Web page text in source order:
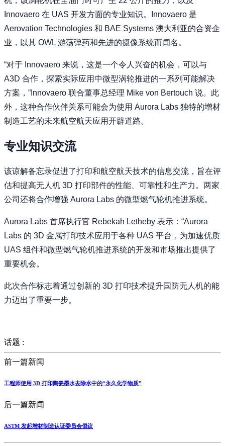
Innovaero 在 UAS 开发方面的专业知识。Innovaero 是
Aerovation Technologies 和 BAE Systems 澳大利亚的合资企
业，以其 OWL 游荡弹药和先进的摄像系统而闻名。
“对于 Innovaero 来说，这是一个令人兴奋的机会，可以与
A3D 合作，探索实际应用中微型涡轮推进的一系列可能解决
方案，”Innovaero 联合董事总经理 Mike von Bertouch 说。此
外，这种合作伙伴关系可能会为使用 Aurora Labs 独特的增材
制造工艺的未来航空航天应用开辟道路。
专业知识交流
该谅解备忘录促进了打印和航空航天技术的信息交流，旨在评
估和提高无人机 3D 打印部件的性能、可靠性和生产力。两家
公司还将合作增强 Aurora Labs 的微型燃气轮机推进系统。
Aurora Labs 首席执行官 Rebekah Letheby 表示：“Aurora
Labs 的 3D 金属打印技术应用于各种 UAS 平台，为加速优质
UAS 组件和微型燃气轮机推进系统的开发和市场推出提供了
重要机会。
此次合作标志着通过创新的 3D 打印技术提升国防无人机的能
力迈出了重要一步。
话题 :
前一篇新闻
工程师使用 3D 打印陶瓷墨水去除水中的“永久化学物质”
后一篇新闻
ASTM 发起增材制造认证委员会倡议